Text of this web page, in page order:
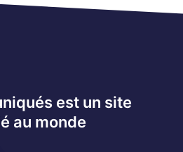
est un site
au monde